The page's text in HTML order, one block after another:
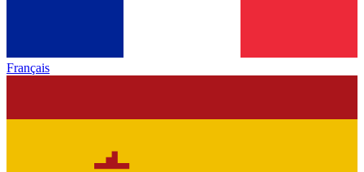
Français